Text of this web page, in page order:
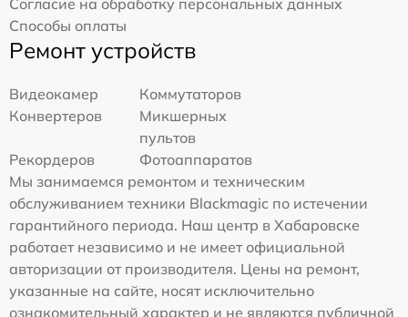
Способы оплаты
Ремонт устройств
Видеокамер
Коммутаторов
Конвертеров
Микшерных
пультов
Рекордеров
Фотоаппаратов
Мы занимаемся ремонтом и техническим
обслуживанием техники Blackmagic по истечении
гарантийного периода. Наш центр в Хабаровске
работает независимо и не имеет официальной
авторизации от производителя. Цены на ремонт,
указанные на сайте, носят исключительно
ознакомительный характер и не являются публичной